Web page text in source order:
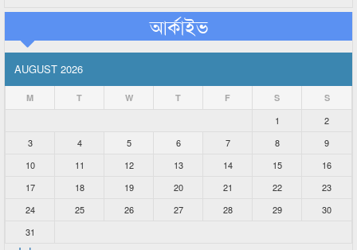
আর্কাইভ
AUGUST 2026
M T W T F S S
1
2
3
4 5 6 7 8
9
10
11 12 13 14 15
16
17
18 19 20 21 22
23
24
25 26 27 28 29
30
31